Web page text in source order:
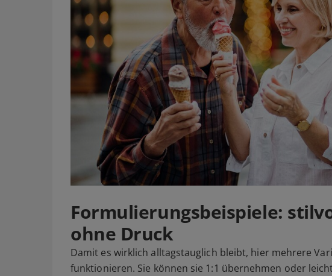
Formulierungsbeispiele:
ohne Druck
Damit es wirklich alltagstauglich bleibt, hier mehrere
funktionieren. Sie können sie 1:1 übernehmen oder